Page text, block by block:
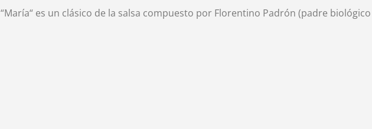
“María“ es un clásico de la salsa compuesto por Florentino Padrón (padre biológico